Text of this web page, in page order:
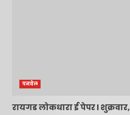
पनवेल
रायगड लोकधारा ई पेपर l